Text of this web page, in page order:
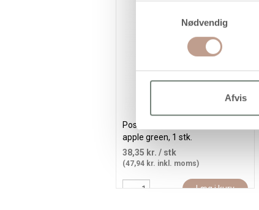
Nødvendig
Afvis
Posca Tusch, streg 0,9-1,3 mm,
apple green, 1 stk.
38,35 kr. / stk
(47,94 kr. inkl. moms)
Læg i kurv